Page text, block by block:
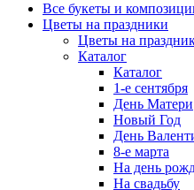
Все букеты и
Цветы на праздники
Цветы на
Каталог
Каталог
1-е сентября
День Матери
Новый Год
День
8-е марта
На день
На свадьбу